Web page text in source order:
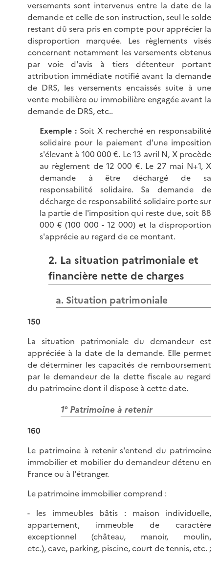
versements sont intervenus entre la date de la
demande et celle de son instruction, seul le solde
restant dû sera pris en compte pour apprécier la
disproportion marquée. Les règlements visés
concernent notamment les versements obtenus
par voie d'avis à tiers détenteur portant
attribution immédiate notifié avant la demande
de DRS, les versements encaissés suite à une
vente mobilière ou immobilière engagée avant la
demande de DRS, etc..
Exemple :Soit X recherché en responsabilité
solidaire pour le paiement d'une imposition
s'élevant à 100 000 €. Le 13 avril N, X procède
au règlement de 12 000 €. Le 27 mai N+1, X
demande à être déchargé de sa
responsabilité solidaire. Sa demande de
décharge de responsabilité solidaire porte sur
la partie de l'imposition qui reste due, soit 88
000 € (100 000 - 12 000) et la disproportion
s'apprécie au regard de ce montant.
2. La situation patrimoniale et
financière nette de charges
a. Situation patrimoniale
150
La situation patrimoniale du demandeur est
appréciée à la date de la demande. Elle permet
de déterminer les capacités de remboursement
par le demandeur de la dette fiscale au regard
du patrimoine dont il dispose à cette date.
1° Patrimoine à retenir
160
Le patrimoine à retenir s'entend du patrimoine
immobilier et mobilier du demandeur détenu en
France ou à l'étranger.
Le patrimoine immobilier comprend :
- les immeubles bâtis : maison individuelle,
appartement, immeuble de caractère
exceptionnel (château, manoir, moulin,
etc.), cave, parking, piscine, court de tennis, etc. ;